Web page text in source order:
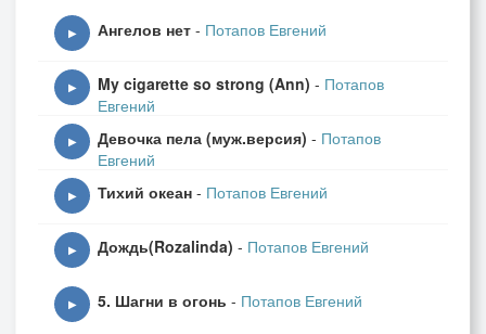
Горящее сердце солдата.
Сюда ходят люди покрепче,
На Братских могилах не ставят крестов…
Но разве от этого легче?!
▶ Ангелов нет - Потапов Евгений
▶ My cigarette so strong (Ann) - Потапов
Евгений
▶ Девочка пела (муж.версия) - Потапов
Евгений
▶ Тихий океан - Потапов Евгений
▶ Дождь(Rozalinda) - Потапов Евгений
▶ 5. Шагни в огонь - Потапов Евгений